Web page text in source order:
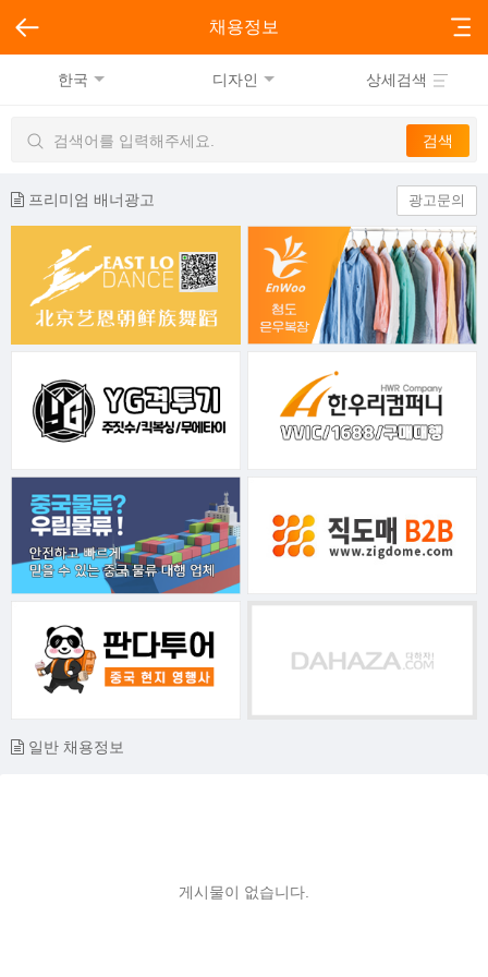
채용정보
한국 디자인 상세검색
프리미엄 배너광고 광고문의
일반 채용정보
게시물이 없습니다.